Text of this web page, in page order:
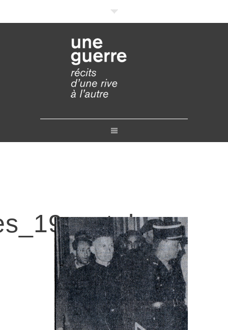
Conférences en ligne
Pourquoi et comment ?
Retours